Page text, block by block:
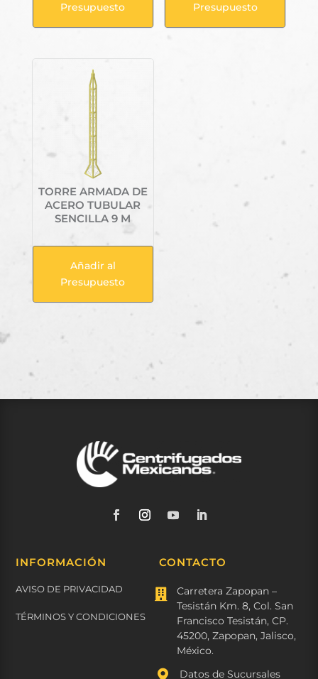
Presupuesto
Presupuesto
TORRE ARMADA DE
ACERO TUBULAR
SENCILLA 9 M
Añadir al
Presupuesto
INFORMACIÓN
AVISO DE PRIVACIDAD
TÉRMINOS Y CONDICIONES
CONTACTO

Carretera Zapopan –
Tesistán Km. 8, Col. San
Francisco Tesistán, CP.
45200, Zapopan, Jalisco,
México.
 Datos de Sucursales